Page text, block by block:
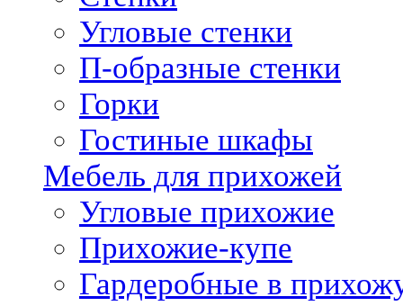
Угловые стенки
П-образные стенки
Горки
Гостиные шкафы
Мебель для прихожей
Угловые прихожие
Прихожие-купе
Гардеробные в